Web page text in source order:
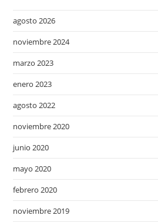
agosto 2026
noviembre 2024
marzo 2023
enero 2023
agosto 2022
noviembre 2020
junio 2020
mayo 2020
febrero 2020
noviembre 2019